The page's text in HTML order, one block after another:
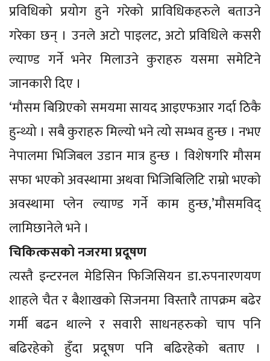
प्रविधिको प्रयोग हुने गरेको प्राविधिकहरुले बताउने
गरेका छन् । उनले अटो पाइलट, अटो प्रविधिले कसरी
ल्याण्ड गर्ने भनेर मिलाउने कुराहरु यसमा समेटिने
जानकारी दिए ।
‘मौसम बिग्रिएको समयमा सायद आइएफआर गर्दा ठिकै
हुन्थ्यो । सबै कुराहरु मिल्यो भने त्यो सम्भव हुन्छ । नभए
नेपालमा भिजिबल उडान मात्र हुन्छ । विशेषगरि मौसम
सफा भएको अवस्थामा अथवा भिजिबिलिटि राम्रो भएको
अवस्थामा प्लेन ल्याण्ड गर्ने काम हुन्छ,’मौसमविद्
लामिछानेले भने ।
चिकित्कसको नजरमा प्रदूषण
त्यस्तै इन्टरनल मेडिसिन फिजिसियन डा.रुपनारणयण
शाहले चैत र बैशाखको सिजनमा विस्तारै तापक्रम बढेर
गर्मी बढन थाल्ने र सवारी साधनहरुको चाप पनि
बढिरहेको हुँदा प्रदूषण पनि बढिरहेको बताए ।